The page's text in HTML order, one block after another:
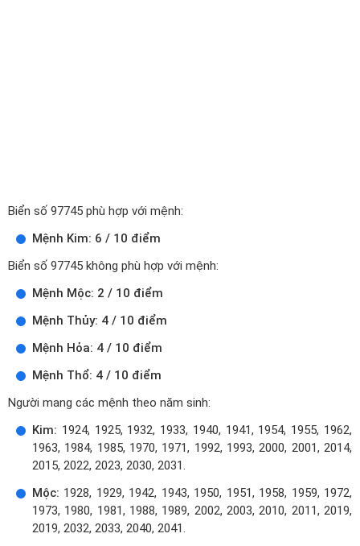
Biển số 97745 phù hợp với mệnh:
Mệnh Kim: 6 / 10 điểm
Biển số 97745 không phù hợp với mệnh:
Mệnh Mộc: 2 / 10 điểm
Mệnh Thủy: 4 / 10 điểm
Mệnh Hỏa: 4 / 10 điểm
Mệnh Thổ: 4 / 10 điểm
Người mang các mệnh theo năm sinh:
Kim: 1924, 1925, 1932, 1933, 1940, 1941, 1954, 1955, 1962,
1963, 1984, 1985, 1970, 1971, 1992, 1993, 2000, 2001, 2014,
2015, 2022, 2023, 2030, 2031.
Mộc: 1928, 1929, 1942, 1943, 1950, 1951, 1958, 1959, 1972,
1973, 1980, 1981, 1988, 1989, 2002, 2003, 2010, 2011, 2019,
2019, 2032, 2033, 2040, 2041.